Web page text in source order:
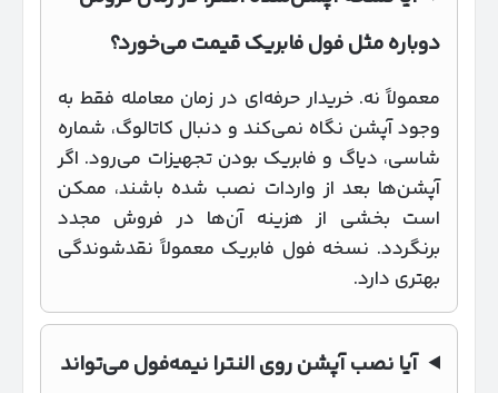
دوباره مثل فول فابریک قیمت می‌خورد؟
معمولاً نه. خریدار حرفه‌ای در زمان معامله فقط به
وجود آپشن نگاه نمی‌کند و دنبال کاتالوگ، شماره
شاسی، دیاگ و فابریک بودن تجهیزات می‌رود. اگر
آپشن‌ها بعد از واردات نصب شده باشند، ممکن
است بخشی از هزینه آن‌ها در فروش مجدد
برنگردد. نسخه فول فابریک معمولاً نقدشوندگی
بهتری دارد.
آیا نصب آپشن روی النترا نیمه‌فول می‌تواند